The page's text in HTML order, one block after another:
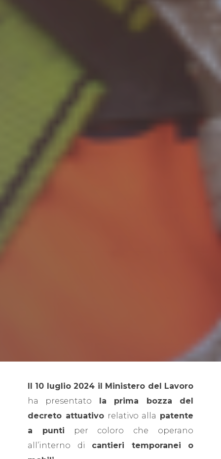
Il 10 luglio 2024 il Ministero del Lavoro
ha presentato la prima bozza del
decreto attuativorelativo alla patente
a punti per coloro che operano
all’interno di cantieri temporanei o